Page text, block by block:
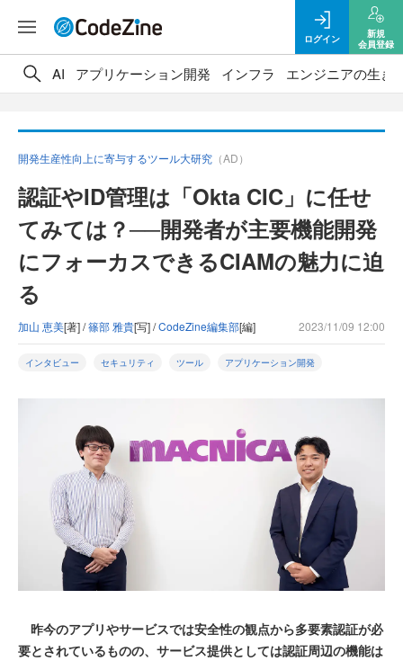
ログイン
新規
会員登録
AI アプリケーション開発 インフラ エンジニアの生き
開発生産性向上に寄与するツール大研究 （AD）
認証やID管理は「Okta CIC」に任せ
てみては？──開発者が主要機能開発
にフォーカスできるCIAMの魅力に迫
る
加山 恵美[著] /篠部 雅貴[写] /CodeZine編集部[編] 2023/11/09 12:00
インタビュー セキュリティ ツール アプリケーション開発
昨今のアプリやサービスでは安全性の観点から多要素認証が必
要とされているものの、サービス提供としては認証周辺の機能は